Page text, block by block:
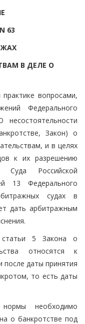
63
В ДЕЛЕ О
вопросами,
Федерального
несостоятельности
Закон) о
и в целях
к их разрешению
Суда Российской
13 Федерального
судах в
дать арбитражным
5 Закона о
относятся к
после даты принятия
то есть даты
необходимо
о банкротстве под